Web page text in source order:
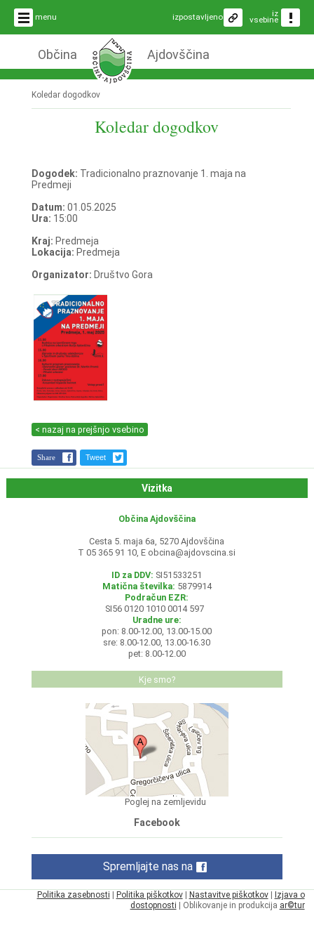
menu iz
vsebine
izpostavljeno
Občina Ajdovščina
Koledar dogodkov
Koledar dogodkov
Dogodek: Tradicionalno praznovanje 1. maja na
Predmeji
Datum: 01.05.2025
Ura: 15:00
Kraj: Predmeja
Lokacija: Predmeja
Organizator: Društvo Gora
< nazaj na prejšnjo vsebino
Share Tweet
Vizitka
Občina Ajdovščina
Cesta 5. maja 6a, 5270 Ajdovščina
T 05 365 91 10, E obcina@ajdovscina.si
ID za DDV: SI51533251
Matična številka: 5879914
Podračun EZR:
SI56 0120 1010 0014 597
Uradne ure:
pon: 8.00-12.00, 13.00-15.00
sre: 8.00-12.00, 13.00-16.30
pet: 8.00-12.00
Kje smo?
Poglej na zemljevidu
Facebook
Spremljajte nas na
Politika zasebnosti Politika piškotkov| Nastavitve piškotkov|
Izjava o
dostopnosti | Oblikovanje in produkcija ar©tur